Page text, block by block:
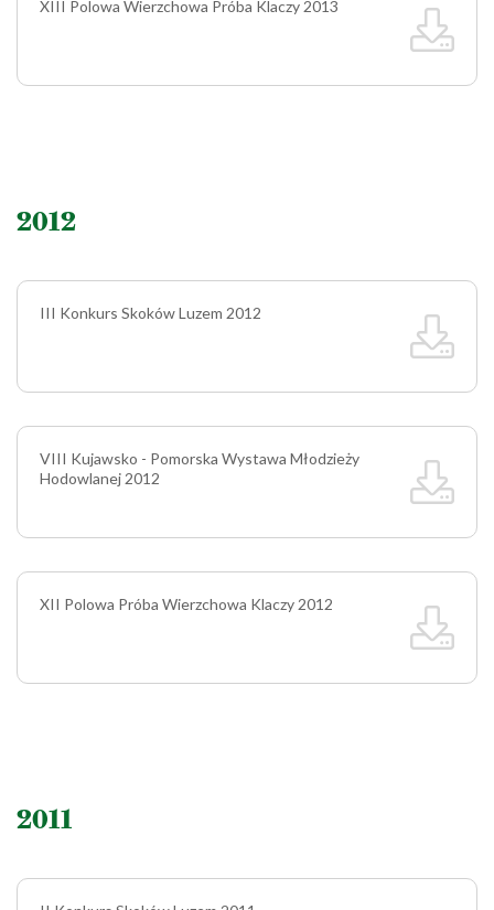
XIII Polowa Wierzchowa Próba Klaczy 2013
2012
III Konkurs Skoków Luzem 2012
VIII Kujawsko - Pomorska Wystawa Młodzieży
Hodowlanej 2012
XII Polowa Próba Wierzchowa Klaczy 2012
2011